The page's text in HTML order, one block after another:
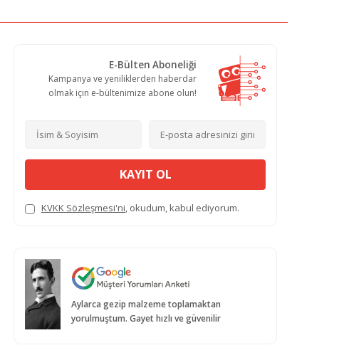
E-Bülten Aboneliği
Kampanya ve yeniliklerden haberdar
olmak için e-bültenimize abone olun!
KAYIT OL
KVKK Sözleşmesi'ni, okudum, kabul ediyorum.
Aylarca gezip malzeme toplamaktan
yorulmuştum. Gayet hızlı ve güvenilir